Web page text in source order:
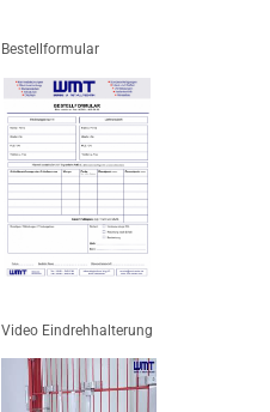
Bestellformular
Video Eindrehhalterung